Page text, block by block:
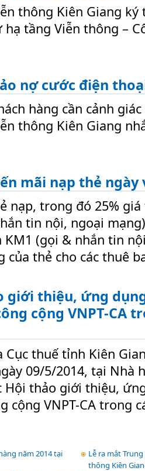
thông Kiên Giang
hạ tầng Viễn thông –
nợ cước điện
hàng cần cảnh
thông Kiên Giang
mãi nạp thẻ ngày
nạp, trong đó 25%
tin nội, ngoại
KM1 (gọi & nhắn tin
của thẻ cho các thuê
giới thiệu, ứng
cộng VNPT-CA
thuế tỉnh Kiên
09/5/2014, tại Nhà
Hội thảo giới thiệu,
cộng VNPT-CA trong
năm 2014 tại
Lễ ra mắt
thông Kiên